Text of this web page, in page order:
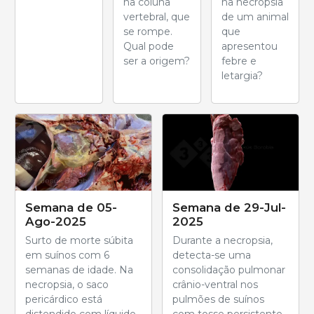
vertebral, que
se rompe.
Qual pode
ser a origem?
de um animal
que
apresentou
febre e
letargia?
Semana de 05-
Ago-2025
Surto de morte súbita
em suínos com 6
semanas de idade. Na
necropsia, o saco
pericárdico está
Semana de 29-Jul-
2025
Durante a necropsia,
detecta-se uma
consolidação pulmonar
crânio-ventral nos
pulmões de suínos